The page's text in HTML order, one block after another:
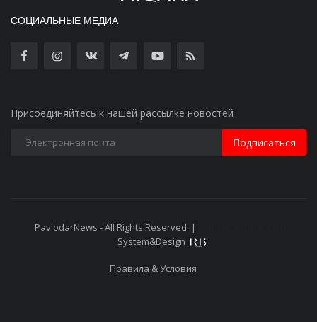
СОЦИАЛЬНЫЕ МЕДИА
Присоединяйтесь к нашей рассылке новостей
Подписаться
PavlodarNews - All Rights Reserved. |
System&Design
Правила & Условия